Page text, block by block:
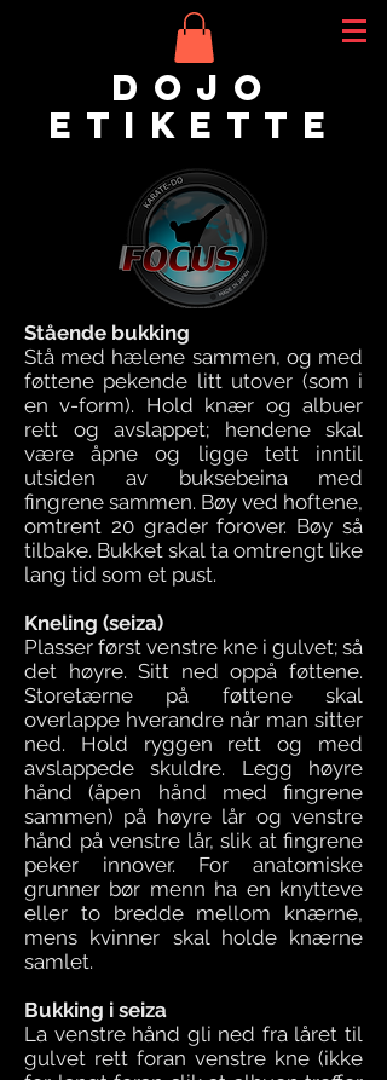
DOJO
ETIKETTE
Stående bukking
Stå med hælene sammen, og med
føttene pekende litt utover (som i
en v-form). Hold knær og albuer
rett og avslappet; hendene skal
være åpne og ligge tett inntil
utsiden av buksebeina med
fingrene sammen. Bøy ved hoftene,
omtrent 20 grader forover. Bøy så
tilbake. Bukket skal ta omtrengt like
lang tid som et pust.
Kneling (seiza)
Plasser først venstre kne i gulvet; så
det høyre. Sitt ned oppå føttene.
Storetærne på føttene skal
overlappe hverandre når man sitter
ned. Hold ryggen rett og med
avslappede skuldre. Legg høyre
hånd (åpen hånd med fingrene
sammen) på høyre lår og venstre
hånd på venstre lår, slik at fingrene
peker innover. For anatomiske
grunner bør menn ha en knytteve
eller to bredde mellom knærne,
mens kvinner skal holde knærne
samlet.
Bukking i seiza
La venstre hånd gli ned fra låret til
gulvet rett foran venstre kne (ikke